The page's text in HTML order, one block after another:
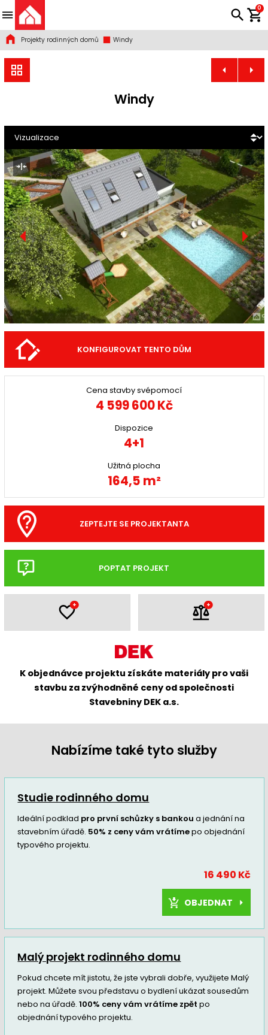
0
Projekty rodinných domů Windy
Windy
KONFIGUROVAT TENTO DŮM
Cena stavby svépomocí
4 599 600 Kč
Dispozice
4+1
Užitná plocha
164,5 m²
ZEPTEJTE SE PROJEKTANTA
POPTAT PROJEKT
+ +
K objednávce projektu získáte materiály pro vaši
stavbu za zvýhodněné ceny od společnosti
Stavebniny DEK a.s.
Nabízíme také tyto služby
Studie rodinného domu
Ideální podklad pro první schůzky s bankou a jednání na
stavebním úřadě. 50% z ceny vám vrátímepo objednání
typového projektu.
16 490 Kč
OBJEDNAT
Malý projekt rodinného domu
Pokud chcete mít jistotu, že jste vybrali dobře, využijete Malý
projekt. Můžete svou představu o bydlení ukázat sousedům
nebo na úřadě.100% ceny vám vrátíme zpět po
objednání typového projektu.